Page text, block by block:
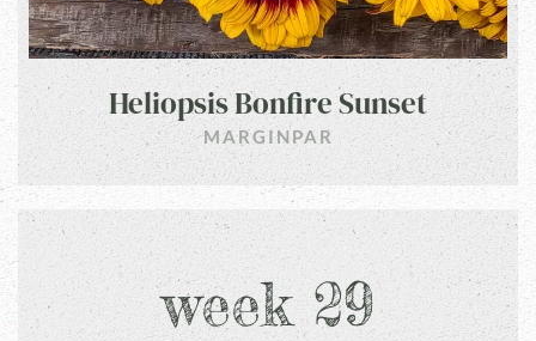
Heliopsis Bonfire Sunset
MARGINPAR
week 29